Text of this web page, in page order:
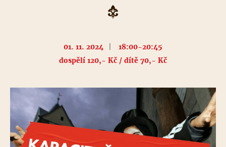
01. 11. 2024
18:00-20:45
dospělí 120,- Kč / dítě 70,- Kč